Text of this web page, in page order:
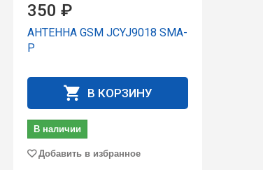
350 ₽
АНТЕННА GSM JCYJ9018 SMA-
P
В КОРЗИНУ
В наличии
Добавить в избранное